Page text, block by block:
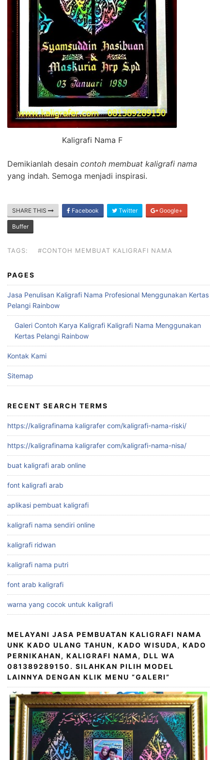
Kaligrafi Nama F
Demikianlah desain contoh membuat kaligrafi nama
yang indah. Semoga menjadi inspirasi.
SHARE THIS Facebook Twitter Google+
Buffer
TAGS: #CONTOH MEMBUAT KALIGRAFI NAMA
PAGES
Jasa Penulisan Kaligrafi Nama Profesional Menggunakan Kertas
Pelangi Rainbow
Galeri Contoh Karya Kaligrafi Kaligrafi Nama Menggunakan
Kertas Pelangi Rainbow
Kontak Kami
Sitemap
RECENT SEARCH TERMS
https://kaligrafinama kaligrafer com/kaligrafi-nama-riski/
https://kaligrafinama kaligrafer com/kaligrafi-nama-nisa/
buat kaligrafi arab online
font kaligrafi arab
aplikasi pembuat kaligrafi
kaligrafi nama sendiri online
kaligrafi ridwan
kaligrafi nama putri
font arab kaligrafi
warna yang cocok untuk kaligrafi
MELAYANI JASA PEMBUATAN KALIGRAFI NAMA
UNK KADO ULANG TAHUN, KADO WISUDA, KADO
PERNIKAHAN, KALIGRAFI NAMA, DLL WA
081389289150. SILAHKAN PILIH MODEL
LAINNYA DENGAN KLIK MENU “GALERI”